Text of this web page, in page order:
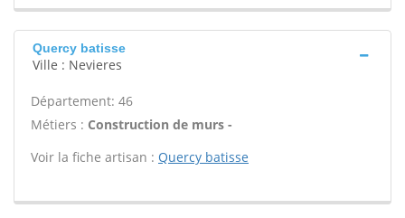
Quercy batisse
Ville : Nevieres
Département: 46
Métiers : Construction de murs -
Voir la fiche artisan : Quercy batisse